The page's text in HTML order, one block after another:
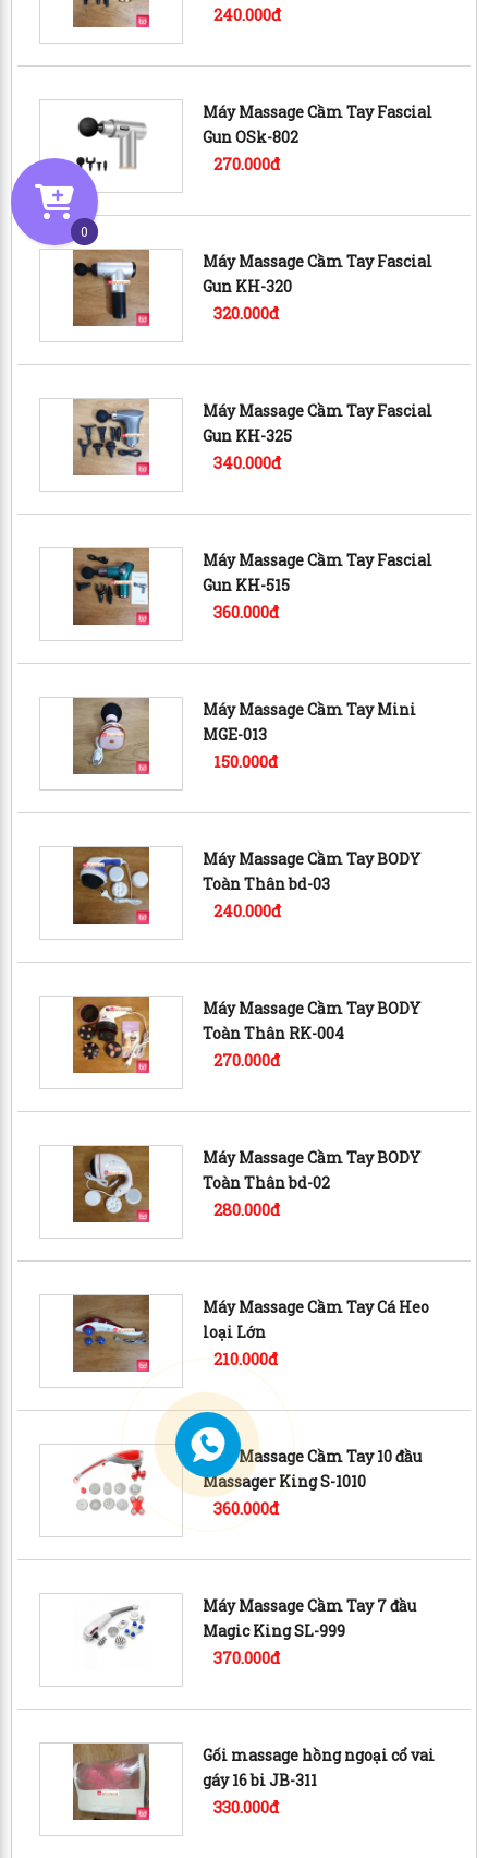
240.000đ
Máy Massage Cầm Tay Fascial
Gun OSk-802
270.000đ
Máy Massage Cầm Tay Fascial
Gun KH-320
320.000đ
Máy Massage Cầm Tay Fascial
Gun KH-325
340.000đ
Máy Massage Cầm Tay Fascial
Gun KH-515
360.000đ
Máy Massage Cầm Tay Mini
MGE-013
150.000đ
Máy Massage Cầm Tay BODY
Toàn Thân bd-03
240.000đ
Máy Massage Cầm Tay BODY
Toàn Thân RK-004
270.000đ
Máy Massage Cầm Tay BODY
Toàn Thân bd-02
280.000đ
Máy Massage Cầm Tay Cá Heo
loại Lớn
210.000đ
Máy Massage Cầm Tay 10 đầu
Massager King S-1010
360.000đ
Máy Massage Cầm Tay 7 đầu
Magic King SL-999
370.000đ
Gối massage hồng ngoại cổ vai
gáy 16 bi JB-311
330.000đ
0